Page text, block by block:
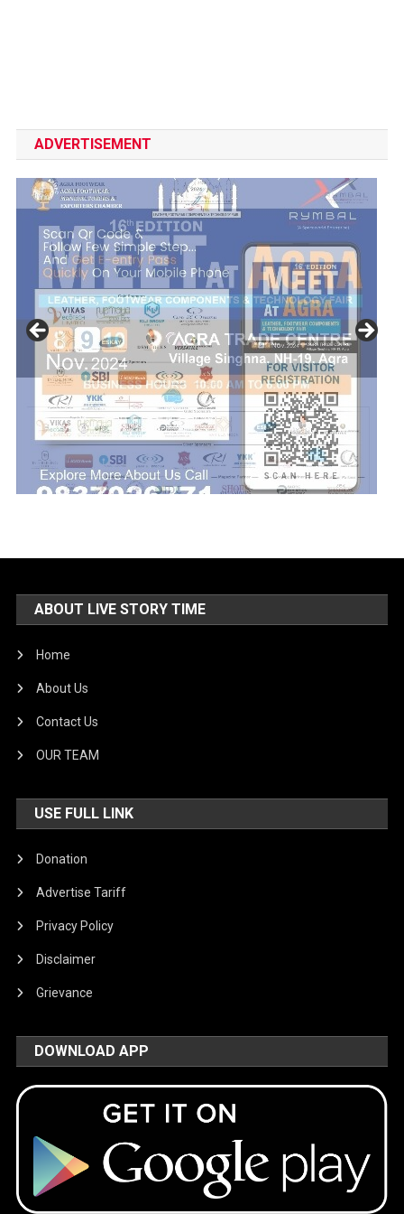
ADVERTISEMENT
ABOUT LIVE STORY TIME
Home
About Us
Contact Us
OUR TEAM
USE FULL LINK
Donation
Advertise Tariff
Privacy Policy
Disclaimer
Grievance
DOWNLOAD APP